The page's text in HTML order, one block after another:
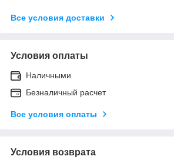
Все условия доставки
Условия оплаты
Наличными
Безналичный расчет
Все условия оплаты
Условия возврата